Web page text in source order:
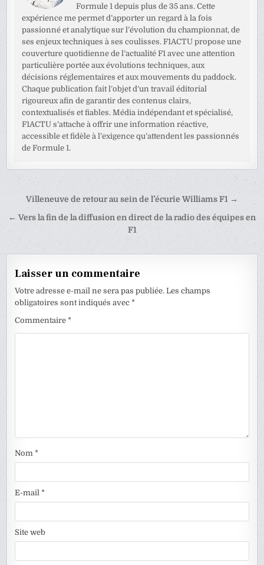
Formule 1 depuis plus de 35 ans. Cette
expérience me permet d’apporter un regard à la fois
passionné et analytique sur l’évolution du championnat, de
ses enjeux techniques à ses coulisses. F1ACTU propose une
couverture quotidienne de l’actualité F1 avec une attention
particulière portée aux évolutions techniques, aux
décisions réglementaires et aux mouvements du paddock.
Chaque publication fait l’objet d’un travail éditorial
rigoureux afin de garantir des contenus clairs,
contextualisés et fiables. Média indépendant et spécialisé,
F1ACTU s’attache à offrir une information réactive,
accessible et fidèle à l’exigence qu’attendent les passionnés
de Formule 1.
Navigation
de
Villeneuve de retour au sein de l’écurie Williams F1 →
← Vers la fin de la diffusion en direct de la radio des équipes en
F1
Laisser un commentaire
Votre adresse e-mail ne sera pas publiée. Les champs
obligatoires sont indiqués avec*
Commentaire*
Nom*
E-mail*
Site web